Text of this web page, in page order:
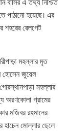
পাঠানো হয়েছে। এর
শহরের রেলগেট
মহল্লার মৃত
হোসেন জুয়েল
মহল্লার
অরণকোলা গ্রামের
মজিবর রহমানের
হাচেন মোল্লার ছেলে